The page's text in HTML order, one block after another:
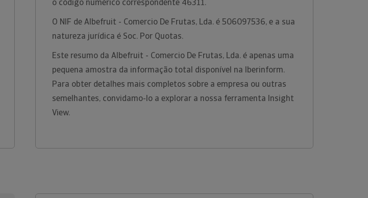
o código numérico correspondente 46311.
O NIF de Albefruit - Comercio De Frutas, Lda. é 506097536, e a sua
natureza jurídica é Soc. Por Quotas.
Este resumo da Albefruit - Comercio De Frutas, Lda. é apenas uma
pequena amostra da informação total disponível na Iberinform.
Para obter detalhes mais completos sobre a empresa ou outras
semelhantes, convidamo-lo a explorar a nossa ferramenta Insight
View.